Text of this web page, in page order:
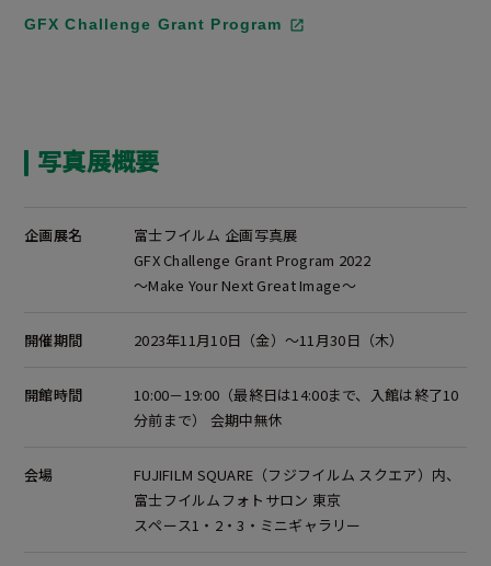
GFX Challenge Grant Program
写真展概要
企画展名
富士フイルム 企画写真展
GFX Challenge Grant Program 2022
～Make Your Next Great Image～
開催期間 2023年11月10日（金）～11月30日（木）
開館時間
10:00－19:00（最終日は14:00まで、入館は終了10
分前まで） 会期中無休
会場
FUJIFILM SQUARE（フジフイルム スクエア）内、
富士フイルムフォトサロン 東京
スペース1・2・3・ミニギャラリー